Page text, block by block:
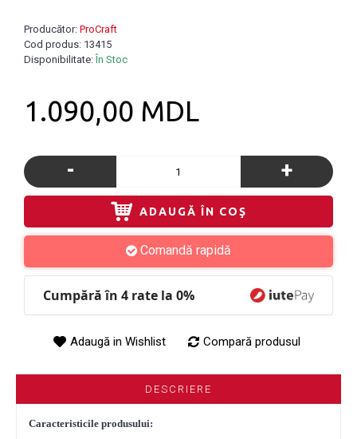
Producător: ProCraft
Cod produs: 13415
Disponibilitate: În Stoc
1.090,00 MDL
- +
ADAUGĂ ÎN COŞ
Comandă rapidă
Cumpără în 4 rate la 0%
Adaugă in Wishlist Compară produsul
DESCRIERE
Caracteristicile produsului: